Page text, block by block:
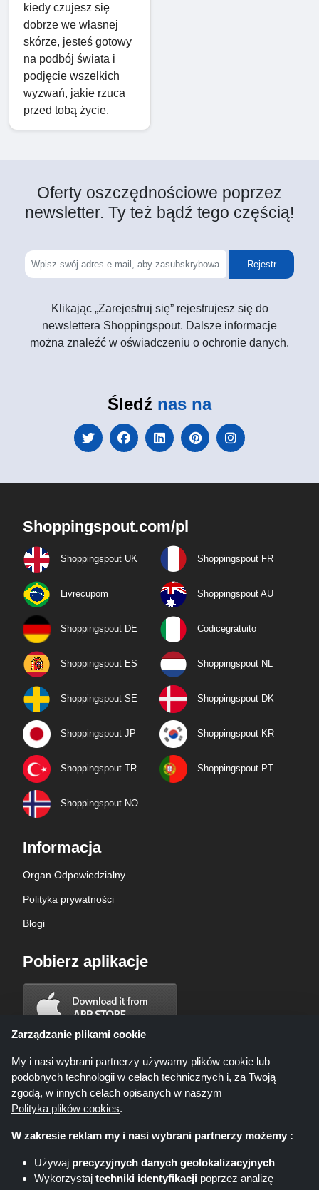
kiedy czujesz się
dobrze we własnej
skórze, jesteś gotowy
na podbój świata i
podjęcie wszelkich
wyzwań, jakie rzuca
przed tobą życie.
Oferty oszczędnościowe poprzez
newsletter. Ty też bądź tego częścią!
Rejestr
Klikając „Zarejestruj się” rejestrujesz się do
newslettera Shoppingspout. Dalsze informacje
można znaleźć w oświadczeniu o ochronie danych.
Śledź nas na
Shoppingspout.com/pl
Shoppingspout UK Shoppingspout FR
Livrecupom Shoppingspout AU
Shoppingspout DE Codicegratuito
Shoppingspout ES Shoppingspout NL
Shoppingspout SE Shoppingspout DK
Shoppingspout JP Shoppingspout KR
Shoppingspout TR Shoppingspout PT
Shoppingspout NO
Informacja
Organ Odpowiedzialny
Polityka prywatności
Blogi
Pobierz aplikacje
Shoppingspout.com/pl ani jego personel nie są zaangażowani, gdy
Zarządzanie plikami cookie
My i nasi wybrani partnerzy używamy plików cookie lub
podobnych technologii w celach technicznych i, za Twoją
zgodą, w innych celach opisanych w naszym
Polityka plików cookies.
W zakresie reklam my i nasi wybrani partnerzy możemy :
Używaj precyzyjnych danych geolokalizacyjnych
Wykorzystaj techniki identyfikacji poprzez analizę